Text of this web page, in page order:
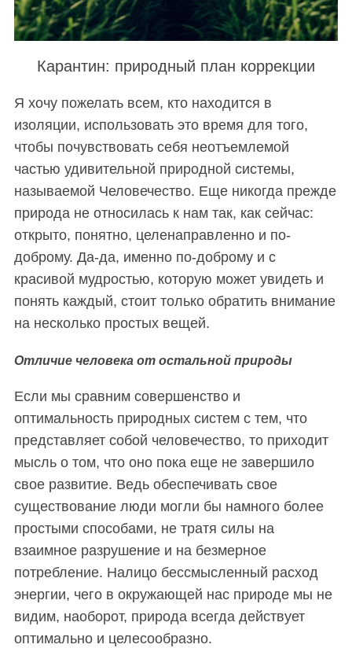
Карантин: природный план коррекции
Я хочу пожелать всем, кто находится в
изоляции, использовать это время для того,
чтобы почувствовать себя неотъемлемой
частью удивительной природной системы,
называемой Человечество. Еще никогда прежде
природа не относилась к нам так, как сейчас:
открыто, понятно, целенаправленно и по-
доброму. Да-да, именно по-доброму и с
красивой мудростью, которую может увидеть и
понять каждый, стоит только обратить внимание
на несколько простых вещей.
Отличие человека от остальной природы
Если мы сравним совершенство и
оптимальность природных систем с тем, что
представляет собой человечество, то приходит
мысль о том, что оно пока еще не завершило
свое развитие. Ведь обеспечивать свое
существование люди могли бы намного более
простыми способами, не тратя силы на
взаимное разрушение и на безмерное
потребление. Налицо бессмысленный расход
энергии, чего в окружающей нас природе мы не
видим, наоборот, природа всегда действует
оптимально и целесообразно.